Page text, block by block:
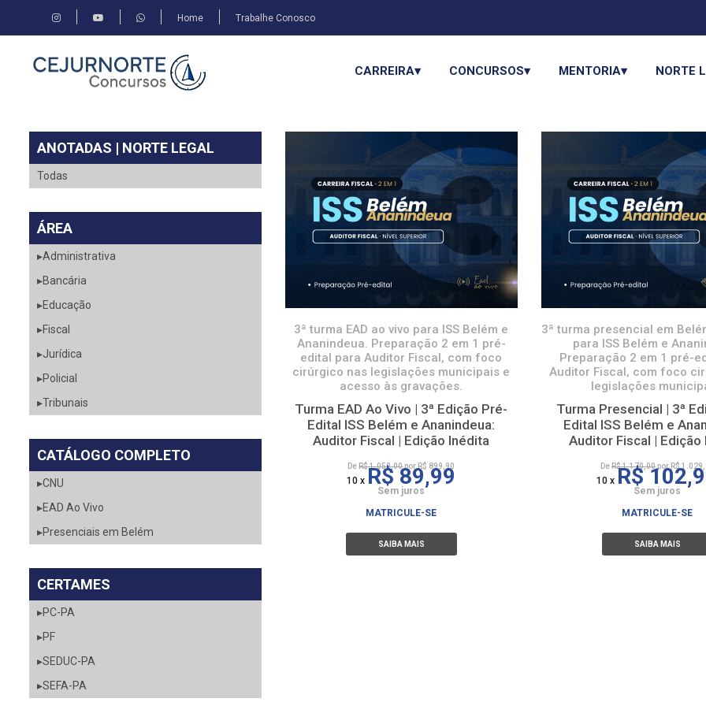
Home Trabalhe Conosco
CARREIRA▾ CONCURSOS▾ MENTORIA▾ NORTE
ANOTADAS | NORTE LEGAL
Todas
ÁREA
▸Administrativa
▸Bancária
▸Educação
▸Fiscal
▸Jurídica
▸Policial
▸Tribunais
CATÁLOGO COMPLETO
▸CNU
▸EAD Ao Vivo
▸Presenciais em Belém
CERTAMES
▸PC-PA
▸PF
▸SEDUC-PA
▸SEFA-PA
3ª turma EAD ao vivo para ISS Belém e
Ananindeua. Preparação 2 em 1 pré-
edital para Auditor Fiscal, com foco
cirúrgico nas legislações municipais e
acesso às gravações.
Turma EAD Ao Vivo | 3ª Edição Pré-
Edital ISS Belém e Ananindeua:
Auditor Fiscal | Edição Inédita
DeR$ 1.050,00por R$ 899,90
10 x R$ 89,99
Sem juros
MATRICULE-SE
SAIBA MAIS
3ª turma presencial em
para ISS Belém e
Preparação 2 em 1 pré-
Auditor Fiscal, com foco
legislações
Turma Presencial | 3ª
Edital ISS Belém e
Auditor Fiscal | Edição
DeR$ 1.170,00por R$
10 x R$
Sem juros
MATRICULE-SE
SAIBA MAIS